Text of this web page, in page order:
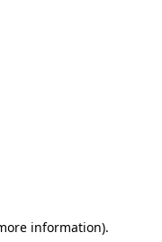
information).